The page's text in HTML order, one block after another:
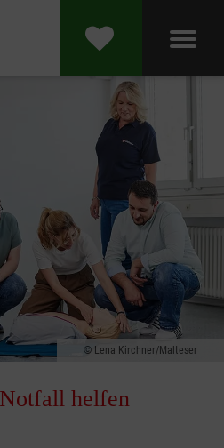
Lena Kirchner/Malteser
helfen